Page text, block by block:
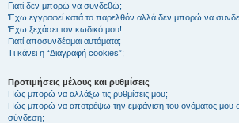
Γιατί δεν μπορώ να συνδεθώ;
Έχω εγγραφεί κατά το παρελθόν αλλά δεν μπορώ να
Έχω ξεχάσει τον κωδικό μου!
Γιατί αποσυνδέομαι αυτόματα;
Τι κάνει η “Διαγραφή cookies”;
Προτιμήσεις μέλους και ρυθμίσεις
Πώς μπορώ να αλλάξω τις ρυθμίσεις μου;
Πώς μπορώ να αποτρέψω την εμφάνιση του ονόματος μου
σύνδεση;